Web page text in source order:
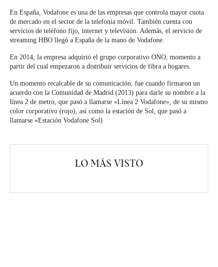
En España, Vodafone es una de las empresas que controla mayor cuota
de mercado en el sector de la telefonía móvil. También cuenta con
servicios de teléfono fijo, internet y televisión. Además, el servicio de
streaming HBO llegó a España de la mano de Vodafone.
En 2014, la empresa adquirió el grupo corporativo ONO, momento a
partir del cual empezaron a distribuir servicios de fibra a hogares.
Un momento recalcable de su comunicación, fue cuando firmaron un
acuerdo con la Comunidad de Madrid (2013) para darle su nombre a la
línea 2 de metro, que pasó a llamarse «Línea 2 Vodafone», de su mismo
color corporativo (rojo), así como la estación de Sol, que pasó a
llamarse «Estación Vodafone Sol)
LO MÁS VISTO